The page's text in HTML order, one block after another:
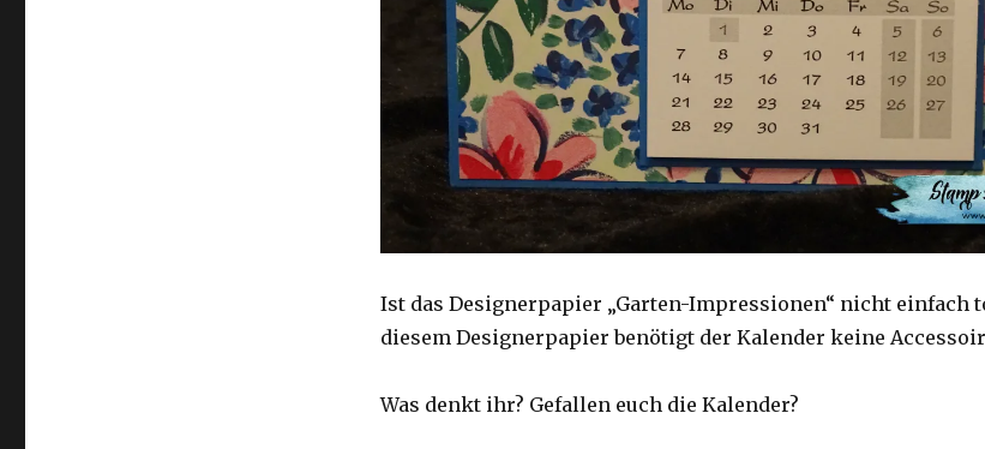
Ist das Designerpapier „Garten-Impressionen“ nicht einfach
diesem Designerpapier benötigt der Kalender keine
Was denkt ihr? Gefallen euch die Kalender?